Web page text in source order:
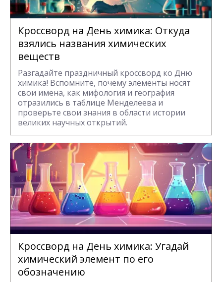
Кроссворд на День химика: Откуда
взялись названия химических
веществ
Разгадайте праздничный кроссворд ко Дню
химика! Вспомните, почему элементы носят
свои имена, как мифология и география
отразились в таблице Менделеева и
проверьте свои знания в области истории
великих научных открытий.
Кроссворд на День химика: Угадай
химический элемент по его
обозначению